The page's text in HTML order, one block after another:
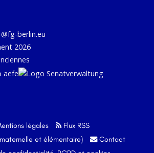
berlin.eu
2026
légales
Flux RSS
et élémentaire)
Contact